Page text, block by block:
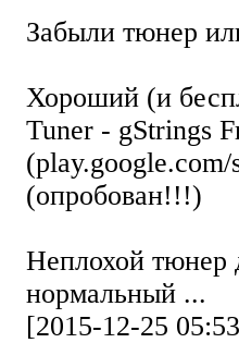
Забыли тюнер
Хороший (и
Tuner - gStrings
(опробован!!!)
Неплохой тюнер
нормальный ...
[2015-12-25